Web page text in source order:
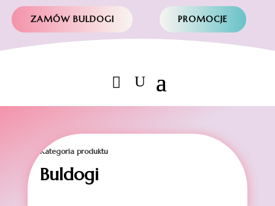
ZAMÓW BULDOGI PROMOCJE
Kategoria produktu
Buldogi